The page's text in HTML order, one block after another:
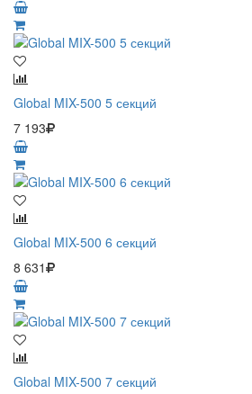
Global MIX-500 5 секций
7 193
Global MIX-500 6 секций
8 631
Global MIX-500 7 секций